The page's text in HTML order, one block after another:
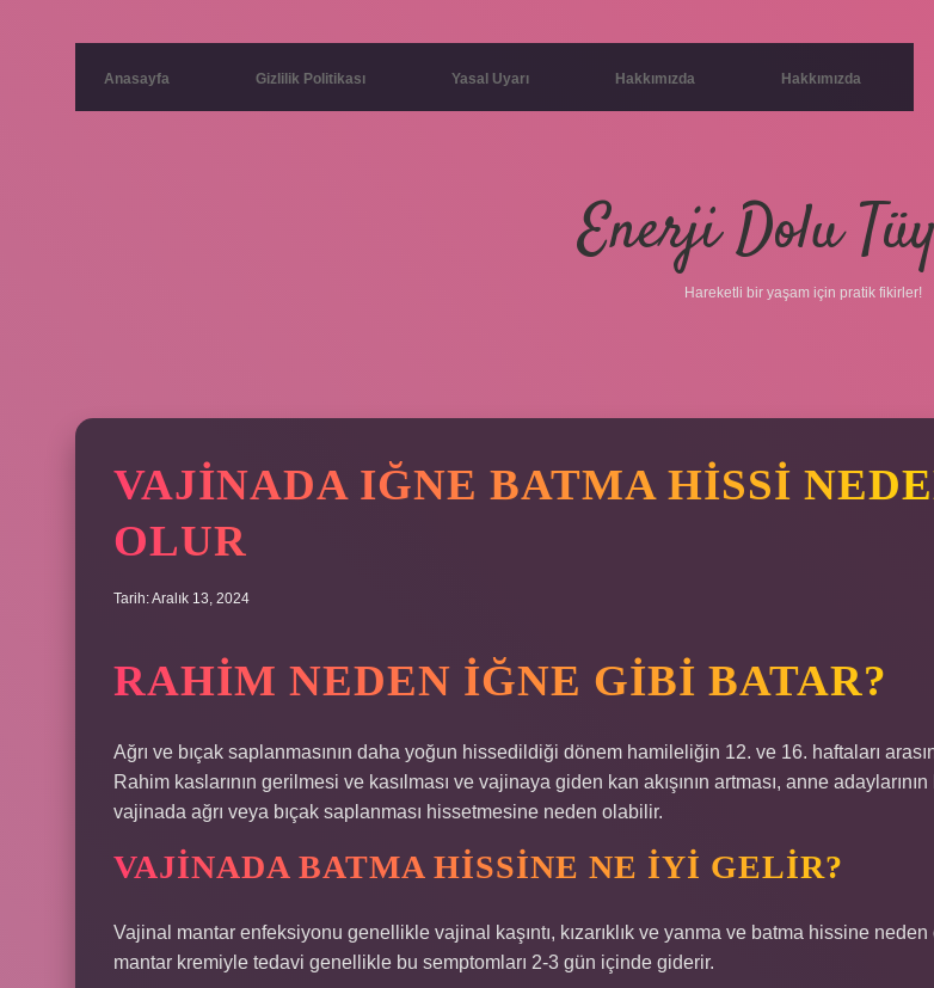
Anasayfa Gizlilik Politikası Yasal Uyarı Hakkımızda Hakkımızda
Enerji Dolu
Hareketli bir yaşam için pratik fikirler!
VAJINADA IĞNE BATMA HISSI
OLUR
Tarih: Aralık 13, 2024
RAHIM NEDEN IĞNE GIBI BATAR?
Ağrı ve bıçak saplanmasının daha yoğun hissedildiği dönem hamileliğin 12. ve 16. haftaları
Rahim kaslarının gerilmesi ve kasılması ve vajinaya giden kan akışının artması, anne
vajinada ağrı veya bıçak saplanması hissetmesine neden olabilir.
VAJINADA BATMA HISSINE NE IYI GELIR?
Vajinal mantar enfeksiyonu genellikle vajinal kaşıntı, kızarıklık ve yanma ve batma hissine neden
mantar kremiyle tedavi genellikle bu semptomları 2-3 gün içinde giderir.